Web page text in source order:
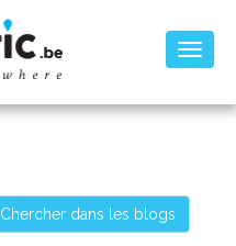
Chercher dans les blogs